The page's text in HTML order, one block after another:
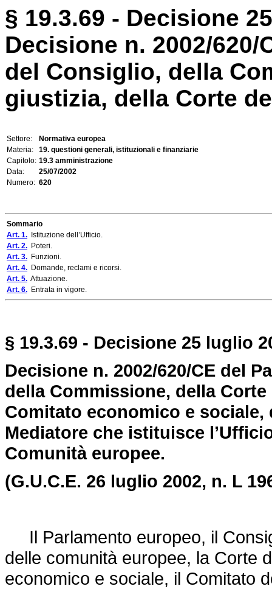
§ 19.3.69 - Decisione
Decisione n. 2002/
del Consiglio, della
giustizia, della Corte
Settore:
Normativa europea
Materia:
19. questioni generali, istituzionali e finanziarie
Capitolo: 19.3 amministrazione
Data:
25/07/2002
Numero: 620
Sommario
Art. 1. Istituzione dell’Ufficio.
Art. 2. Poteri.
Art. 3. Funzioni.
Art. 4. Domande, reclami e ricorsi.
Art. 5. Attuazione.
Art. 6. Entrata in vigore.
§ 19.3.69 - Decisione 25 luglio
Decisione n. 2002/620/CE del
della Commissione, della
Comitato economico e
Mediatore che istituisce
Comunità europee.
(G.U.C.E. 26 luglio 2002, n. L
Il Parlamento europeo, il
delle comunità europee, la Corte
economico e sociale, il Comitato